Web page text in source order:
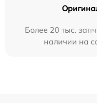
Более 20 тыс.
наличии на